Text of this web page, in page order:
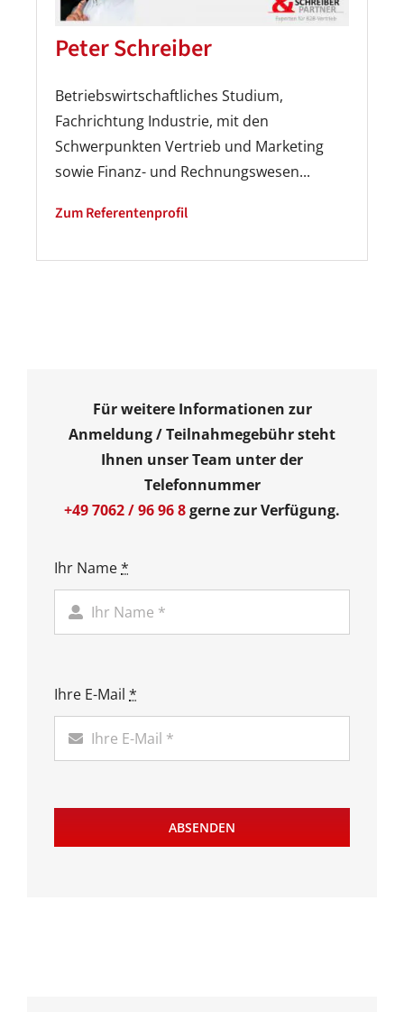
Peter Schreiber
Betriebswirtschaftliches Studium,
Fachrichtung Industrie, mit den
Schwerpunkten Vertrieb und Marketing
sowie Finanz- und Rechnungswesen...
Zum Referentenprofil
Für weitere Informationen zur
Anmeldung / Teilnahmegebühr steht
Ihnen unser Team unter der
Telefonnummer
+49 7062 / 96 96 8gerne zur Verfügung.
Ihr Name*
Ihre E-Mail *
ABSENDEN